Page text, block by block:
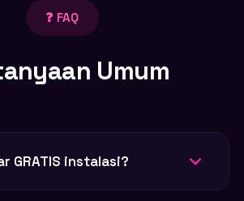
❓ FAQ
Umum
GRATIS instalasi?